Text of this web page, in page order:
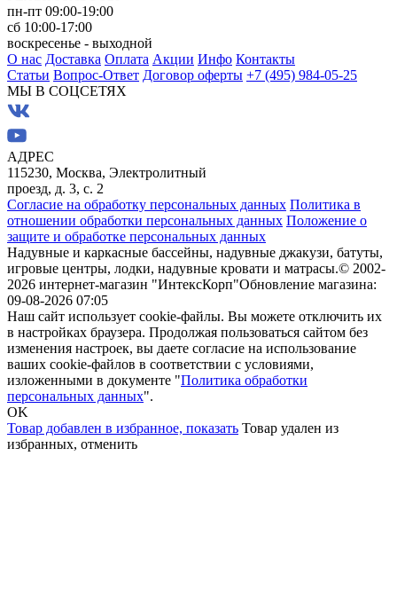
пн-пт 09:00-19:00
сб 10:00-17:00
воскресенье - выходной
О нас Доставка Оплата Акции Инфо Контакты
Статьи Вопрос-Ответ Договор оферты +7 (495) 984-05-25
МЫ В СОЦСЕТЯХ
АДРЕС
115230, Москва, Электролитный
проезд, д. 3, с. 2
Согласие на обработку персональных данных Политика в
отношении обработки персональных данных Положение о
защите и обработке персональных данных
Надувные и каркасные бассейны, надувные джакузи, батуты,
игровые центры, лодки, надувные кровати и матрасы.© 2002-
2026 интернет-магазин "ИнтексКорп"Обновление магазина:
09-08-2026 07:05
Наш сайт использует cookie-файлы. Вы можете отключить их
в настройках браузера. Продолжая пользоваться сайтом без
изменения настроек, вы даете согласие на использование
ваших cookie-файлов в соответствии с условиями,
изложенными в документе "Политика обработки
персональных данных".
OK
Товар добавлен в избранное, показать Товар удален из
избранных, отменить